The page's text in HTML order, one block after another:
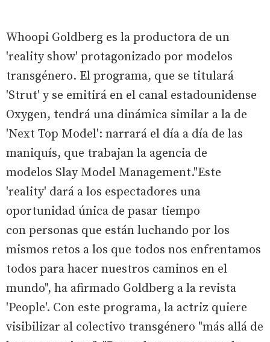
Whoopi Goldberg es la productora de un
'reality show' protagonizado por modelos
transgénero. El programa, que se titulará
'Strut' y se emitirá en el canal estadounidense
Oxygen, tendrá una dinámica similar a la de
'Next Top Model': narrará el día a día de las
maniquís, que trabajan la agencia de
modelos Slay Model Management."Este
'reality' dará a los espectadores una
oportunidad única de pasar tiempo
con personas que están luchando por los
mismos retos a los que todos nos enfrentamos
todos para hacer nuestros caminos en el
mundo", ha afirmado Goldberg a la revista
'People'. Con este programa, la actriz quiere
visibilizar al colectivo transgénero "más allá de